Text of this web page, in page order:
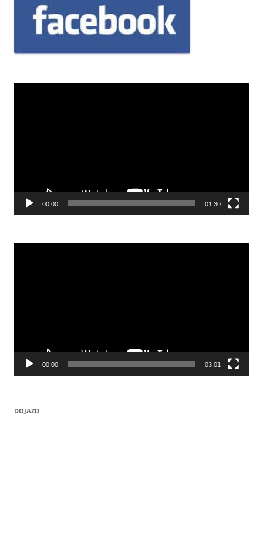
Odtwarzacz
00:00 01:30
Odtwarzacz
00:00 03:01
DOJAZD